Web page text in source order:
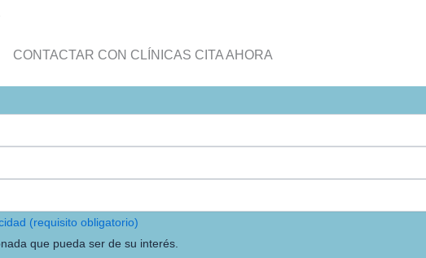
CONTACTAR CON CLÍNICAS CITA AHORA
(requisito obligatorio)
que pueda ser de su interés.